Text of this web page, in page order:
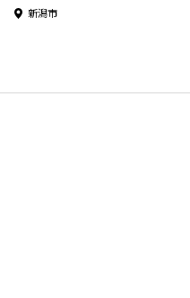
ルヴェイユ）」
新潟市